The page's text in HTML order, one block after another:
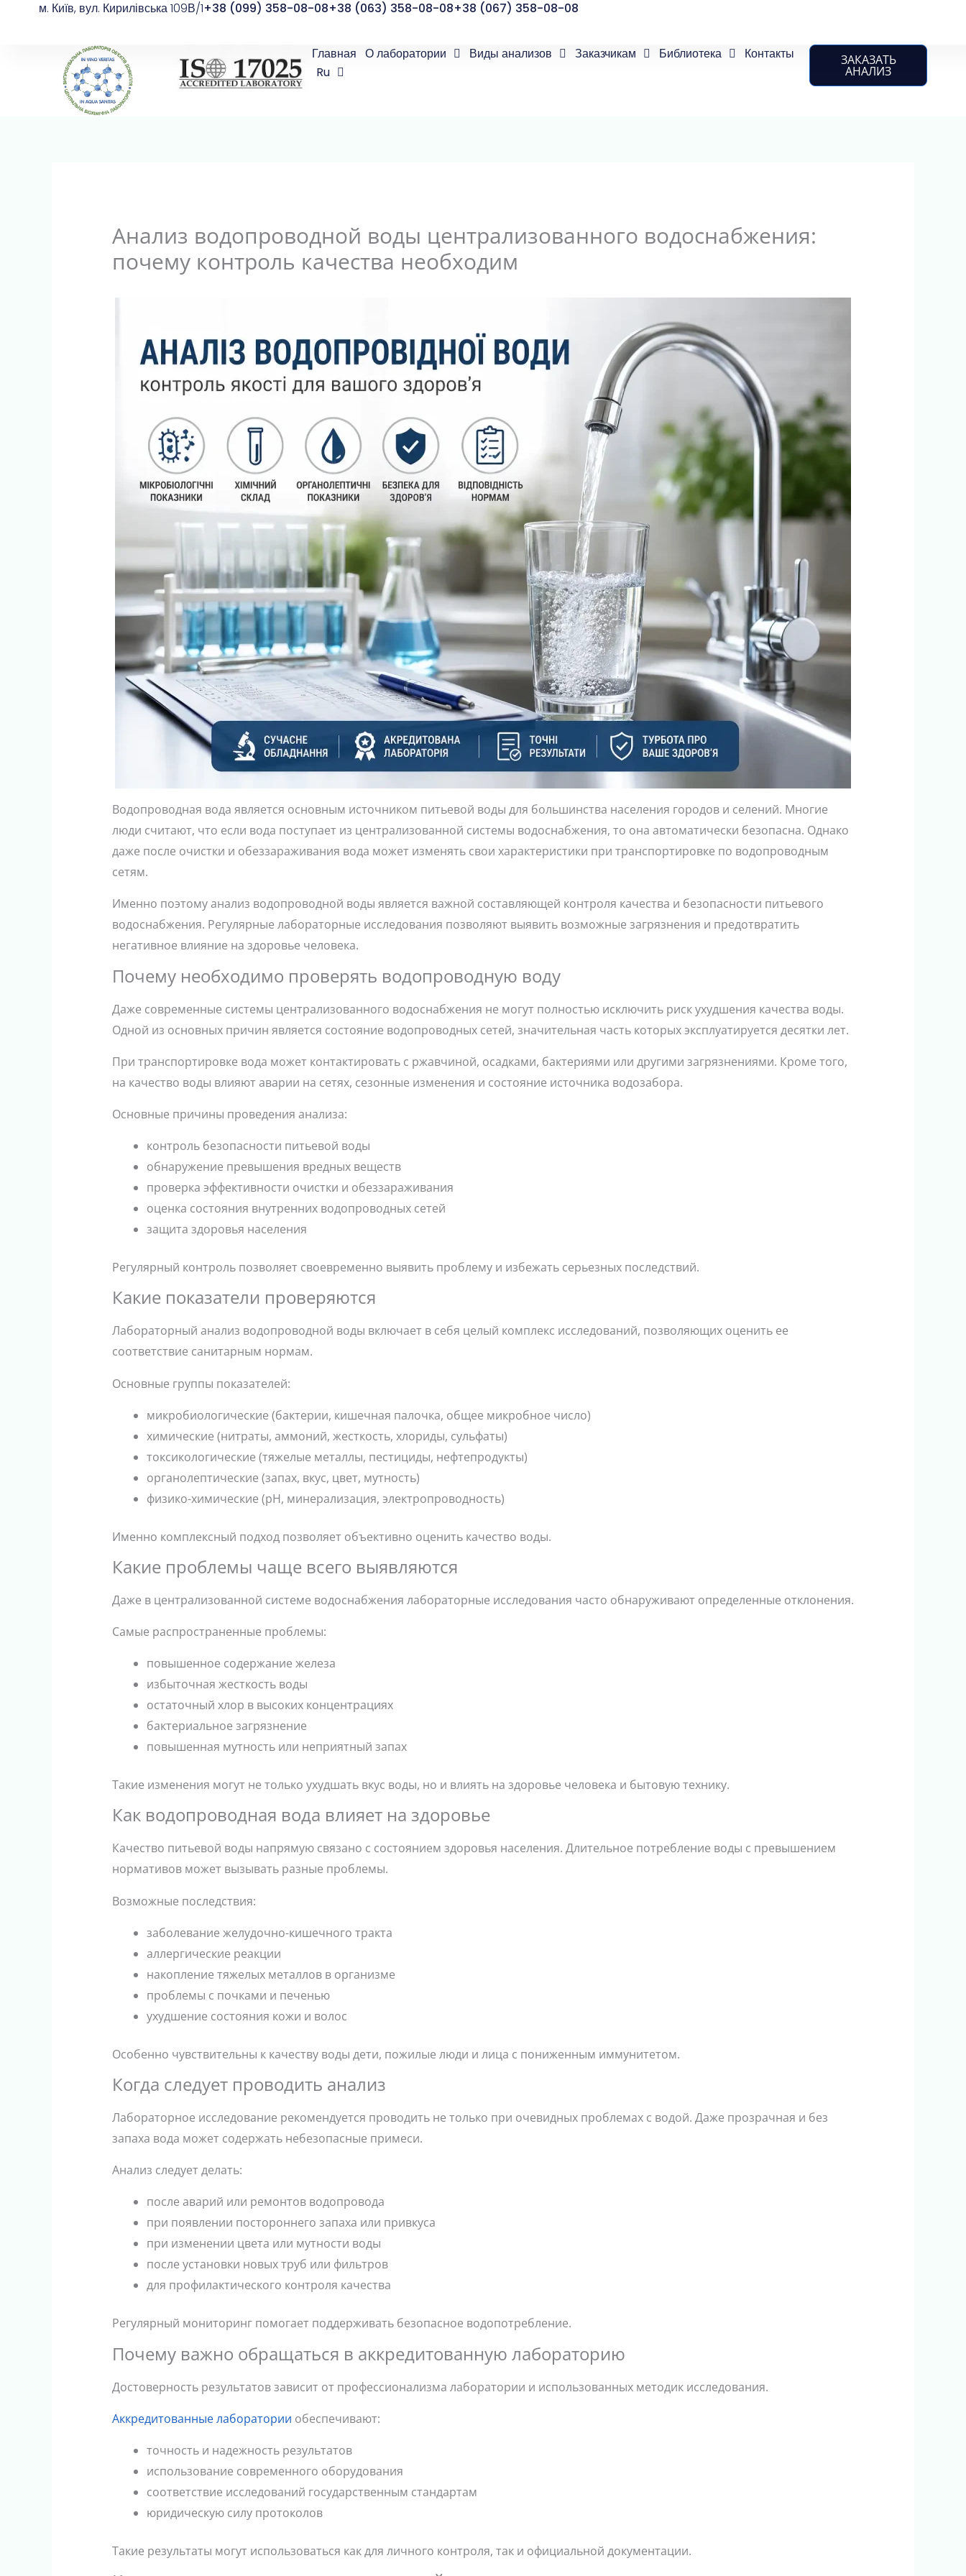
Перейти
содержимому
м. Київ, вул. Кирилівська 109В/1+38 (099) 358-08-08+38 (063) 358-08-08+38 (067) 358-08-08
Главная О лаборатории Виды анализов Заказчикам Библиотека
Контакты
Ru
ЗАКАЗАТЬ
АНАЛИЗ
Анализ водопроводной воды централизованного водоснабжения:
почему контроль качества необходим
Водопроводная вода является основным источником питьевой воды для большинства населения городов и селений. Многие
люди считают, что если вода поступает из централизованной системы водоснабжения, то она автоматически безопасна. Однако
даже после очистки и обеззараживания вода может изменять свои характеристики при транспортировке по водопроводным
сетям.
Именно поэтому анализ водопроводной воды является важной составляющей контроля качества и безопасности питьевого
водоснабжения. Регулярные лабораторные исследования позволяют выявить возможные загрязнения и предотвратить
негативное влияние на здоровье человека.
Почему необходимо проверять водопроводную воду
Даже современные системы централизованного водоснабжения не могут полностью исключить риск ухудшения качества воды.
Одной из основных причин является состояние водопроводных сетей, значительная часть которых эксплуатируется десятки лет.
При транспортировке вода может контактировать с ржавчиной, осадками, бактериями или другими загрязнениями. Кроме того,
на качество воды влияют аварии на сетях, сезонные изменения и состояние источника водозабора.
Основные причины проведения анализа:
контроль безопасности питьевой воды
обнаружение превышения вредных веществ
проверка эффективности очистки и обеззараживания
оценка состояния внутренних водопроводных сетей
защита здоровья населения
Регулярный контроль позволяет своевременно выявить проблему и избежать серьезных последствий.
Какие показатели проверяются
Лабораторный анализ водопроводной воды включает в себя целый комплекс исследований, позволяющих оценить ее
соответствие санитарным нормам.
Основные группы показателей:
микробиологические (бактерии, кишечная палочка, общее микробное число)
химические (нитраты, аммоний, жесткость, хлориды, сульфаты)
токсикологические (тяжелые металлы, пестициды, нефтепродукты)
органолептические (запах, вкус, цвет, мутность)
физико-химические (рН, минерализация, электропроводность)
Именно комплексный подход позволяет объективно оценить качество воды.
Какие проблемы чаще всего выявляются
Даже в централизованной системе водоснабжения лабораторные исследования часто обнаруживают определенные отклонения.
Самые распространенные проблемы:
повышенное содержание железа
избыточная жесткость воды
остаточный хлор в высоких концентрациях
бактериальное загрязнение
повышенная мутность или неприятный запах
Такие изменения могут не только ухудшать вкус воды, но и влиять на здоровье человека и бытовую технику.
Как водопроводная вода влияет на здоровье
Качество питьевой воды напрямую связано с состоянием здоровья населения. Длительное потребление воды с превышением
нормативов может вызывать разные проблемы.
Возможные последствия:
заболевание желудочно-кишечного тракта
аллергические реакции
накопление тяжелых металлов в организме
проблемы с почками и печенью
ухудшение состояния кожи и волос
Особенно чувствительны к качеству воды дети, пожилые люди и лица с пониженным иммунитетом.
Когда следует проводить анализ
Лабораторное исследование рекомендуется проводить не только при очевидных проблемах с водой. Даже прозрачная и без
запаха вода может содержать небезопасные примеси.
Анализ следует делать:
после аварий или ремонтов водопровода
при появлении постороннего запаха или привкуса
при изменении цвета или мутности воды
после установки новых труб или фильтров
для профилактического контроля качества
Регулярный мониторинг помогает поддерживать безопасное водопотребление.
Почему важно обращаться в аккредитованную лабораторию
Достоверность результатов зависит от профессионализма лаборатории и использованных методик исследования.
Аккредитованные лаборатории обеспечивают:
точность и надежность результатов
использование современного оборудования
соответствие исследований государственным стандартам
юридическую силу протоколов
Такие результаты могут использоваться как для личного контроля, так и официальной документации.